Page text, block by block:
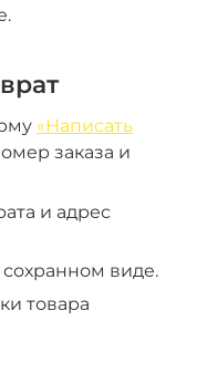
«Написать
заказа и
и адрес
виде.
товара